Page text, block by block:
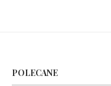
POLECANE